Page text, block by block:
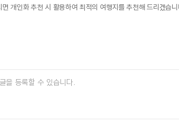
면 개인화 추천 시 활용하여 최적의 여행지를 추천해 드리겠습니